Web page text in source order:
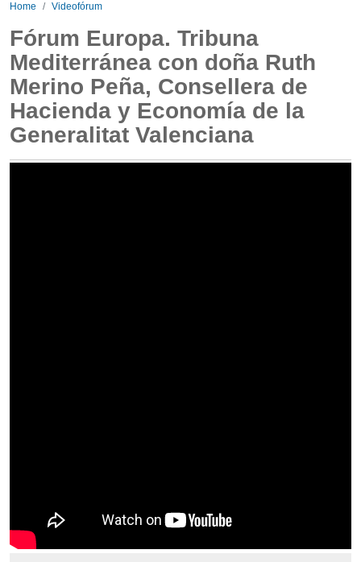
Home Videofórum
Fórum Europa. Tribuna
Mediterránea con doña Ruth
Merino Peña, Consellera de
Hacienda y Economía de la
Generalitat Valenciana